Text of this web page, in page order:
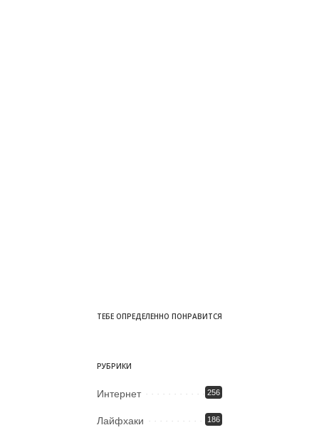
ТЕБЕ ОПРЕДЕЛЕННО ПОНРАВИТСЯ
РУБРИКИ
Интернет 256
Лайфхаки 186